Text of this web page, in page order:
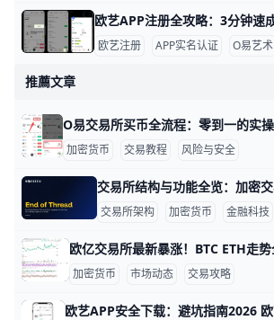
欧艺注册 APP实名认证 O易艺术
推薦文章
加密货币 交易教程 风险与安全
交易所架构 加密货币 金融科技
加密货币 市场动态 交易攻略